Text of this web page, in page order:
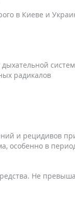
в Киеве и
радикалов
и рецидивов
особенно в
Не